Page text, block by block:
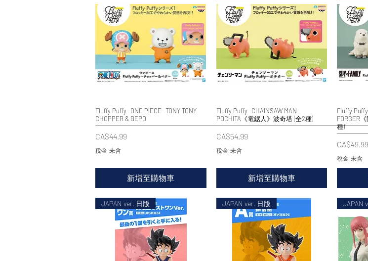
快速瀏覽
Fluffy Puffy -ONE PIECE- TONY TONY
CHOPPER & BEPO
價格
CA$44.99
稅金 未含
新增至購物車
快速瀏覽
Fluffy Puffy -CHAINSAW MAN-
POCHITA《電鋸人》波奇塔 (全2種)
價格
CA$54.99
稅金 未含
新增至購物車
Fluffy
FORGER
種)
價格
CA$49.99
稅金 未含
JAPAN ver. 日版 JAPAN ver. 日版 JAPAN